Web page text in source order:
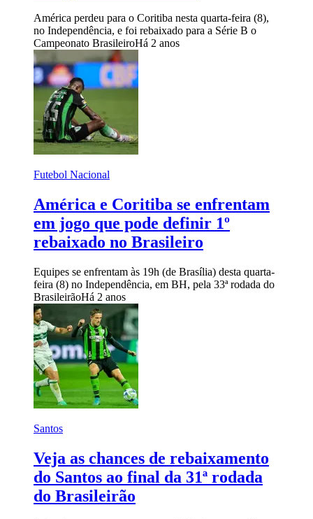
América perdeu para o Coritiba nesta quarta-feira (8),
no Independência, e foi rebaixado para a Série B o
Campeonato BrasileiroHá 2 anos
Futebol Nacional
América e Coritiba se enfrentam
em jogo que pode definir 1º
rebaixado no Brasileiro
Equipes se enfrentam às 19h (de Brasília) desta quarta-
feira (8) no Independência, em BH, pela 33ª rodada do
BrasileirãoHá 2 anos
Santos
Veja as chances de rebaixamento
do Santos ao final da 31ª rodada
do Brasileirão